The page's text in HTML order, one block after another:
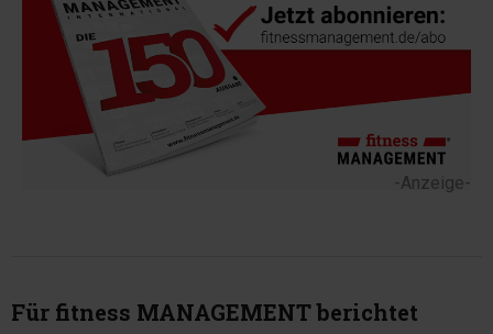
-Anzeige-
Für fitness MANAGEMENT berichtet